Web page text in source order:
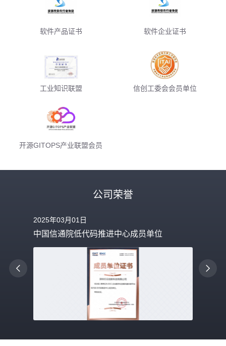
软件产品证书 软件企业证书
工业知识联盟 信创工委会会员单位
开源GITOPS产业联盟会员
公司荣誉
2025年03月01日
中国信通院低代码推进中心成员单位